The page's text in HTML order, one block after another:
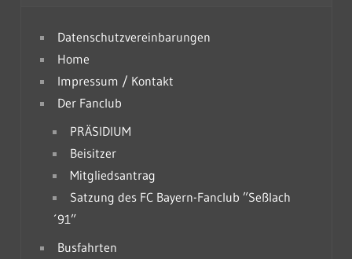
Datenschutzvereinbarungen
Home
Impressum / Kontakt
Der Fanclub
PRÄSIDIUM
Beisitzer
Mitgliedsantrag
Satzung des FC Bayern-Fanclub ”Seßlach
´91”
Busfahrten